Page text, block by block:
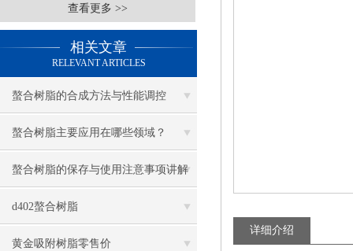
查看更多 >>
相关文章
RELEVANT ARTICLES
螯合树脂的合成方法与性能调控
螯合树脂主要应用在哪些领域？
螯合树脂的保存与使用注意事项讲解
d402螯合树脂
黄金吸附树脂零售价
详细介绍